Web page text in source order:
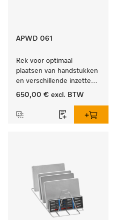
APWD 061
Rek voor optimaal
plaatsen van handstukken
en verschillende inzetten
en zeefschalen.
650,00 € excl. BTW